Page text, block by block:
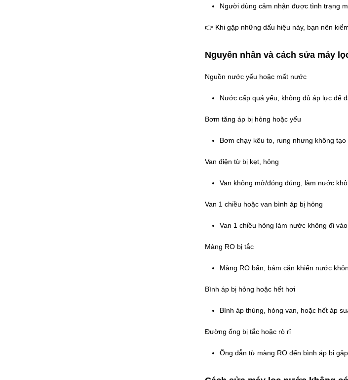
Người dùng cảm nhận được tình trạng
👉 Khi gặp những dấu hiệu này, bạn nên
Nguyên nhân và cách sửa máy
Nguồn nước yếu hoặc mất nước
Nước cấp quá yếu, không đủ áp lực để
Bơm tăng áp bị hỏng hoặc yếu
Bơm chạy kêu to, rung nhưng không tạo
Van điện từ bị kẹt, hỏng
Van không mở/đóng đúng, làm nước
Van 1 chiều hoặc van bình áp bị hỏng
Van 1 chiều hỏng làm nước không đi
Màng RO bị tắc
Màng RO bẩn, bám cặn khiến nước
Bình áp bị hỏng hoặc hết hơi
Bình áp thủng, hỏng van, hoặc hết áp
Đường ống bị tắc hoặc rò rỉ
Ống dẫn từ màng RO đến bình áp bị